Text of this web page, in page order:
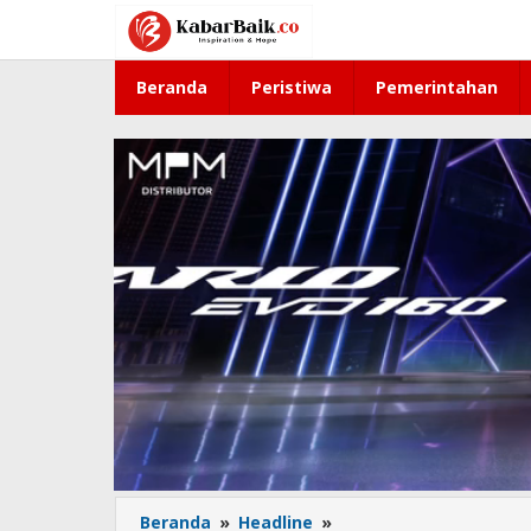
konten
Beranda Peristiwa Pemerintahan
Beranda » Headline »